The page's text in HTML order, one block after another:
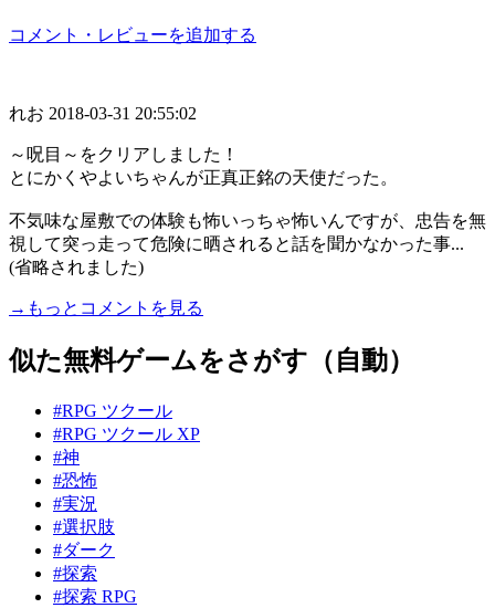
コメント・レビューを追加する
れお 2018-03-31 20:55:02
～呪目～をクリアしました！
とにかくやよいちゃんが正真正銘の天使だった。
不気味な屋敷での体験も怖いっちゃ怖いんですが、忠告を無
視して突っ走って危険に晒されると話を聞かなかった事...
(省略されました)
→もっとコメントを見る
似た無料ゲームをさがす（自動）
#RPG ツクール
#RPG ツクール XP
#神
#恐怖
#実況
#選択肢
#ダーク
#探索
#探索 RPG